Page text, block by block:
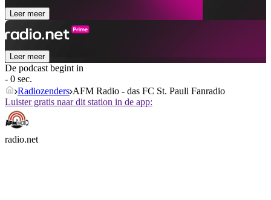
Leer meer
Leer meer
De podcast begint in
- 0 sec.
Radiozenders AFM Radio - das FC St. Pauli Fanradio
Luister gratis naar dit station in de app:
radio.net